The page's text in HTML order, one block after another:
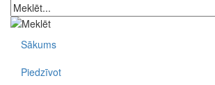
Sākums
Piedzīvot